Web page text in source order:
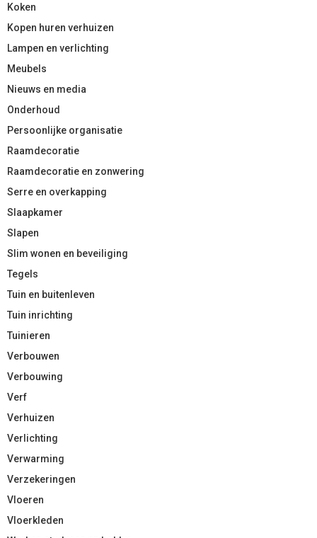
Koken
Kopen huren verhuizen
Lampen en verlichting
Meubels
Nieuws en media
Onderhoud
Persoonlijke organisatie
Raamdecoratie
Raamdecoratie en zonwering
Serre en overkapping
Slaapkamer
Slapen
Slim wonen en beveiliging
Tegels
Tuin en buitenleven
Tuin inrichting
Tuinieren
Verbouwen
Verbouwing
Verf
Verhuizen
Verlichting
Verwarming
Verzekeringen
Vloeren
Vloerkleden